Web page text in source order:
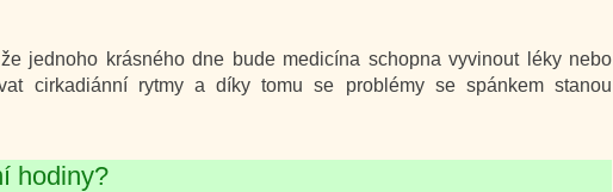
jednoho krásného dne bude medicína schopna vyvinout léky nebo
cirkadiánní rytmy a díky tomu se problémy se spánkem stanou
hodiny?